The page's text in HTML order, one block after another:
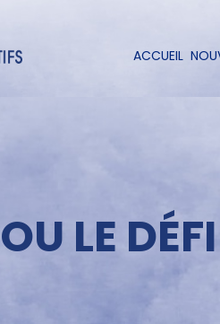
ACCUEIL
LE